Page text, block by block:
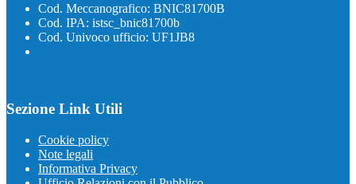
Cod. Meccanografico: BNIC81700B
Cod. IPA: istsc_bnic81700b
Cod. Univoco ufficio: UF1JB8
Sezione Link Utili
Cookie policy
Note legali
Informativa Privacy